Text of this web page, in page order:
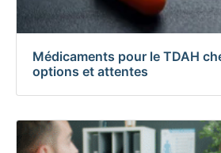
Médicaments pour le TDAH
options et attentes